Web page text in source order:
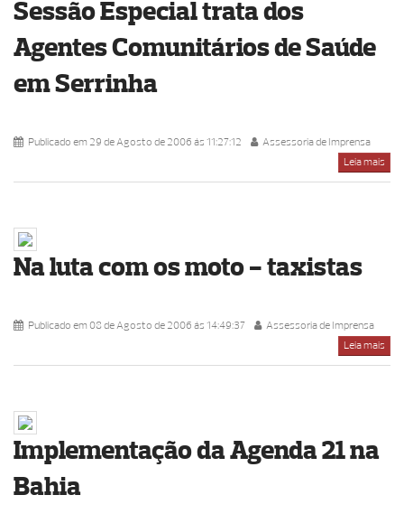
Sessão Especial trata dos
Agentes Comunitários de Saúde
em Serrinha
Publicado em 29 de Agosto de 2006 ás 11:27:12
Assessoria de Imprensa
Leia mais
Na luta com os moto - taxistas
Publicado em 08 de Agosto de 2006 ás 14:49:37
Assessoria de Imprensa
Leia mais
Implementação da Agenda 21 na
Bahia